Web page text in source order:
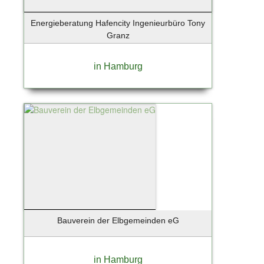
Energieberatung Hafencity Ingenieurbüro Tony
Granz
in Hamburg
Bauverein der Elbgemeinden eG
in Hamburg